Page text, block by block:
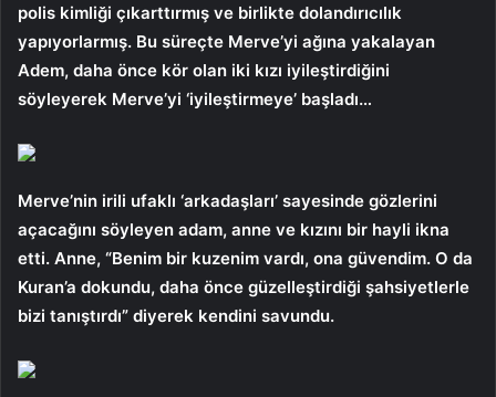
polis kimliği çıkarttırmış ve birlikte dolandırıcılık
yapıyorlarmış. Bu süreçte Merve’yi ağına yakalayan
Adem, daha önce kör olan iki kızı iyileştirdiğini
söyleyerek Merve’yi ‘iyileştirmeye’ başladı…
Merve’nin irili ufaklı ‘arkadaşları’ sayesinde gözlerini
açacağını söyleyen adam, anne ve kızını bir hayli ikna
etti. Anne, “Benim bir kuzenim vardı, ona güvendim. O da
Kuran’a dokundu, daha önce güzelleştirdiği şahsiyetlerle
bizi tanıştırdı” diyerek kendini savundu.